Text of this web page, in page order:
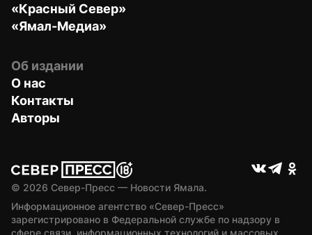
«Красный Север»
«Ямал-Медиа»
Об издании
О нас
Контакты
Авторы
© 2026 Север-Пресс — Новости Ямала.
Информационное агентство «Север-Пресс»
зарегистрировано в Федеральной службе по надзору в
сфере связи, информационных технологий и массовых